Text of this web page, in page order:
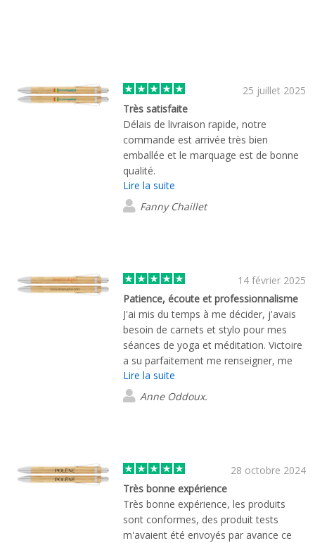
25 juillet 2025
Très satisfaite
Délais de livraison rapide, notre
commande est arrivée très bien
emballée et le marquage est de bonne
qualité.
Lire la suite
Fanny Chaillet
14 février 2025
Patience, écoute et professionnalisme
J'ai mis du temps à me décider, j'avais
besoin de carnets et stylo pour mes
séances de yoga et méditation. Victoire
a su parfaitement me renseigner, me
proposer différents styles avec mon
logo. Je suis très satisfaite du résultat.
Je recommande la société Flashbay et
je recommanderais des produits sans
hésiter.
Lire la suite
Anne Oddoux.
28 octobre 2024
Très bonne expérience
Très bonne expérience, les produits
sont conformes, des produit tests
m'avaient été envoyés par avance ce